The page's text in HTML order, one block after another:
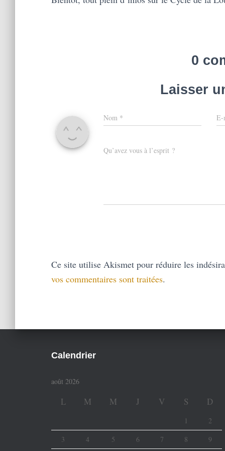
0
Laisser
Nom * E-
Qu’avez vous à l’esprit ?
Ce site utilise Akismet pour réduire les
vos commentaires sont traitées.
Calendrier
août 2026
L M M J V S D
1
2
3
4 5 6 7 8 9